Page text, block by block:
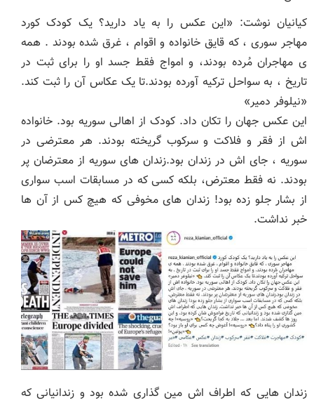
کیانیان نوشت: «این عکس را به یاد دارید؟ یک کودک کورد
مهاجر سوری ، که قایق خانواده و اقوام ، غرق شده بودند . همه
ی مهاجران مُرده بودند، و امواج فقط جسد او را برای ثبت در
تاریخ ، به سواحل ترکیه آورده بودند.تا یک عکاس آن را ثبت کند.
«نیلوفر دمیر»
این عکس جهان را تکان داد. کودک از اهالی سوریه بود. خانواده
اش از فقر و فلاکت و سرکوب گریخته بودند. هر معترضی در
سوریه ، جای اش در زندان بود.زندان های سوریه از معترضان پر
بودند. نه فقط معترض، بلکه کسی که در مسابقات اسب سواری
از بشار جلو زده بود! زندان های مخوفی که هیچ کس از آن ها
خبر نداشت.
زندان هایی که اطراف اش مین گذاری شده بود و زندانیانی که